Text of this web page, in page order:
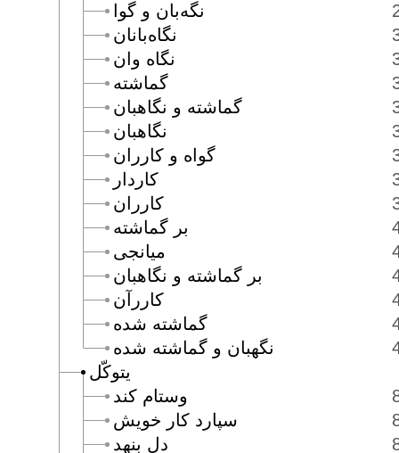
يتوكّل
نگه‌بان و گوا
نگاه‌بانان
نگاه وان
گماشته
گماشته و نگاهبان
نگاهبان
گواه و كارران
كاردار
كارران
بر گماشته
ميانجى
بر گماشته و نگاهبان
كاررآن
گماشته شده
نگهبان و گماشته شده
وستام كند
سپارد كار خويش
دل بنهد